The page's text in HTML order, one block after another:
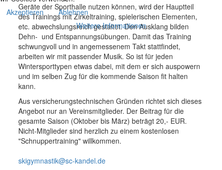
Geräte der Sporthalle nutzen können, wird der Hauptteil
des Trainings mit Zirkeltraining, spielerischen Elementen,
etc. abwechslungsreich gestaltet. Den Ausklang bilden
Dehn- und Entspannungsübungen. Damit das Training
schwungvoll und in angemessenem Takt stattfindet,
arbeiten wir mit passender Musik. So ist für jeden
Wintersporttypen etwas dabei, mit dem er sich auspowern
und im selben Zug für die kommende Saison fit halten
kann.
Aus versicherungstechnischen Gründen richtet sich dieses
Angebot nur an Vereinsmitglieder. Der Beitrag für die
gesamte Saison (Oktober bis März) beträgt 20,- EUR.
Nicht-Mitglieder sind herzlich zu einem kostenlosen
"Schnuppertraining" willkommen.
skigymnastik@sc-kandel.de
Akzeptieren
Ablehnen
Weitere Informationen